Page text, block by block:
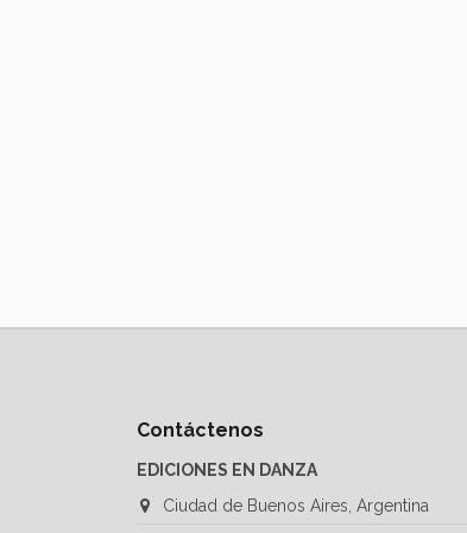
Contáctenos
EDICIONES EN DANZA
Ciudad de Buenos Aires, Argentina